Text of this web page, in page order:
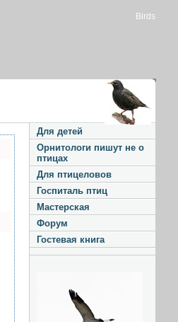
Birds
Для детей
Орнитологи пишут не о
птицах
Для птицеловов
Госпиталь птиц
Мастерская
Форум
Гостевая книга